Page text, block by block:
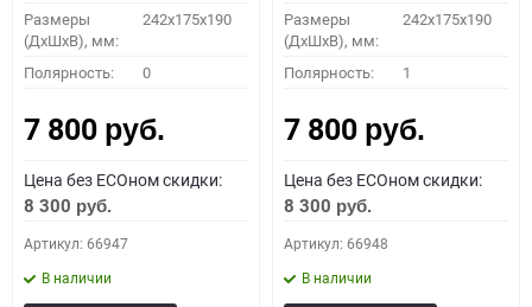
Размеры
(ДхШхВ), мм:
242x175x190
Полярность: 0
7 800 руб.
Цена без ECOном скидки:
8 300 руб.
Артикул: 66947
В наличии
Размеры
(ДхШхВ), мм:
242x175x190
Полярность: 1
7 800 руб.
Цена без ECOном скидки:
8 300 руб.
Артикул: 66948
В наличии